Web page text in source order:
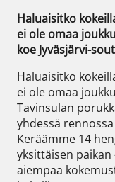
Haluaisitko
ei ole omaa
koe Jyväsjärvi-
Haluaisitko
ei ole omaa
Tavinsulan
yhdessä
Keräämme 14
yksittäisen
aiempaa